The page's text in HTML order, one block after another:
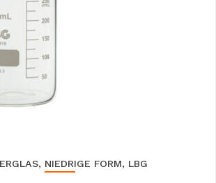
NIEDRIGE FORM, LBG